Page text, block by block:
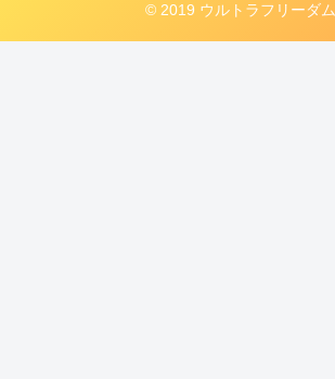
© 2019 ウルトラフリーダム.